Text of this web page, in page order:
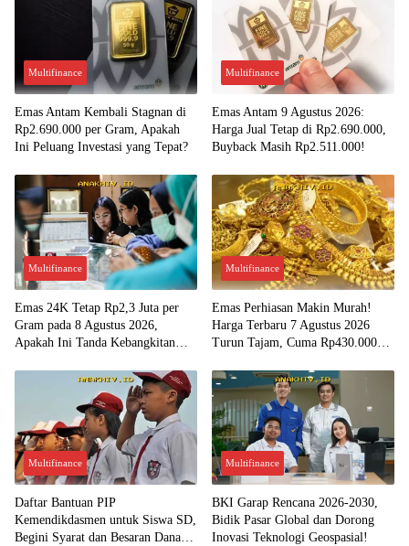
Multifinance
Emas Antam Kembali Stagnan di
Rp2.690.000 per Gram, Apakah
Ini Peluang Investasi yang Tepat?
Multifinance
Emas Antam 9 Agustus 2026:
Harga Jual Tetap di Rp2.690.000,
Buyback Masih Rp2.511.000!
Multifinance
Emas 24K Tetap Rp2,3 Juta per
Gram pada 8 Agustus 2026,
Apakah Ini Tanda Kebangkitan
Multifinance
Emas Perhiasan Makin Murah!
Harga Terbaru 7 Agustus 2026
Turun Tajam, Cuma Rp430.000
Multifinance
Daftar Bantuan PIP
Kemendikdasmen untuk Siswa SD,
Begini Syarat dan Besaran Dana
Multifinance
BKI Garap Rencana 2026-2030,
Bidik Pasar Global dan Dorong
Inovasi Teknologi Geospasial!